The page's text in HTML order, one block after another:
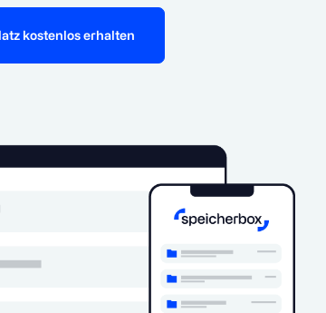
kostenlos erhalten